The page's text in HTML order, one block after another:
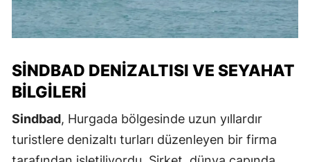
SINDBAD DENIZALTISI VE SEYAHAT
BILGILERI
Sindbad, Hurgada bölgesinde uzun yıllardır
turistlere denizaltı turları düzenleyen bir firma